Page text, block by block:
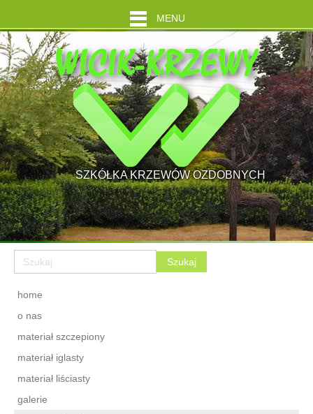
MENU
SZKÓŁKA KRZEWÓW OZDOBNYCH
home
o nas
materiał szczepiony
materiał iglasty
materiał liściasty
galerie